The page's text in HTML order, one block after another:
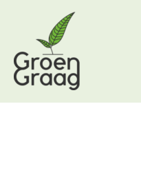
inhoud